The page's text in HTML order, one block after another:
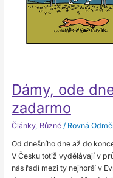
Dámy, ode
zadarmo
Články, Různé/ Rovná
Od dnešního dne až do
V Česku totiž vydělávají v
nás řadí mezi ty nejhorší v